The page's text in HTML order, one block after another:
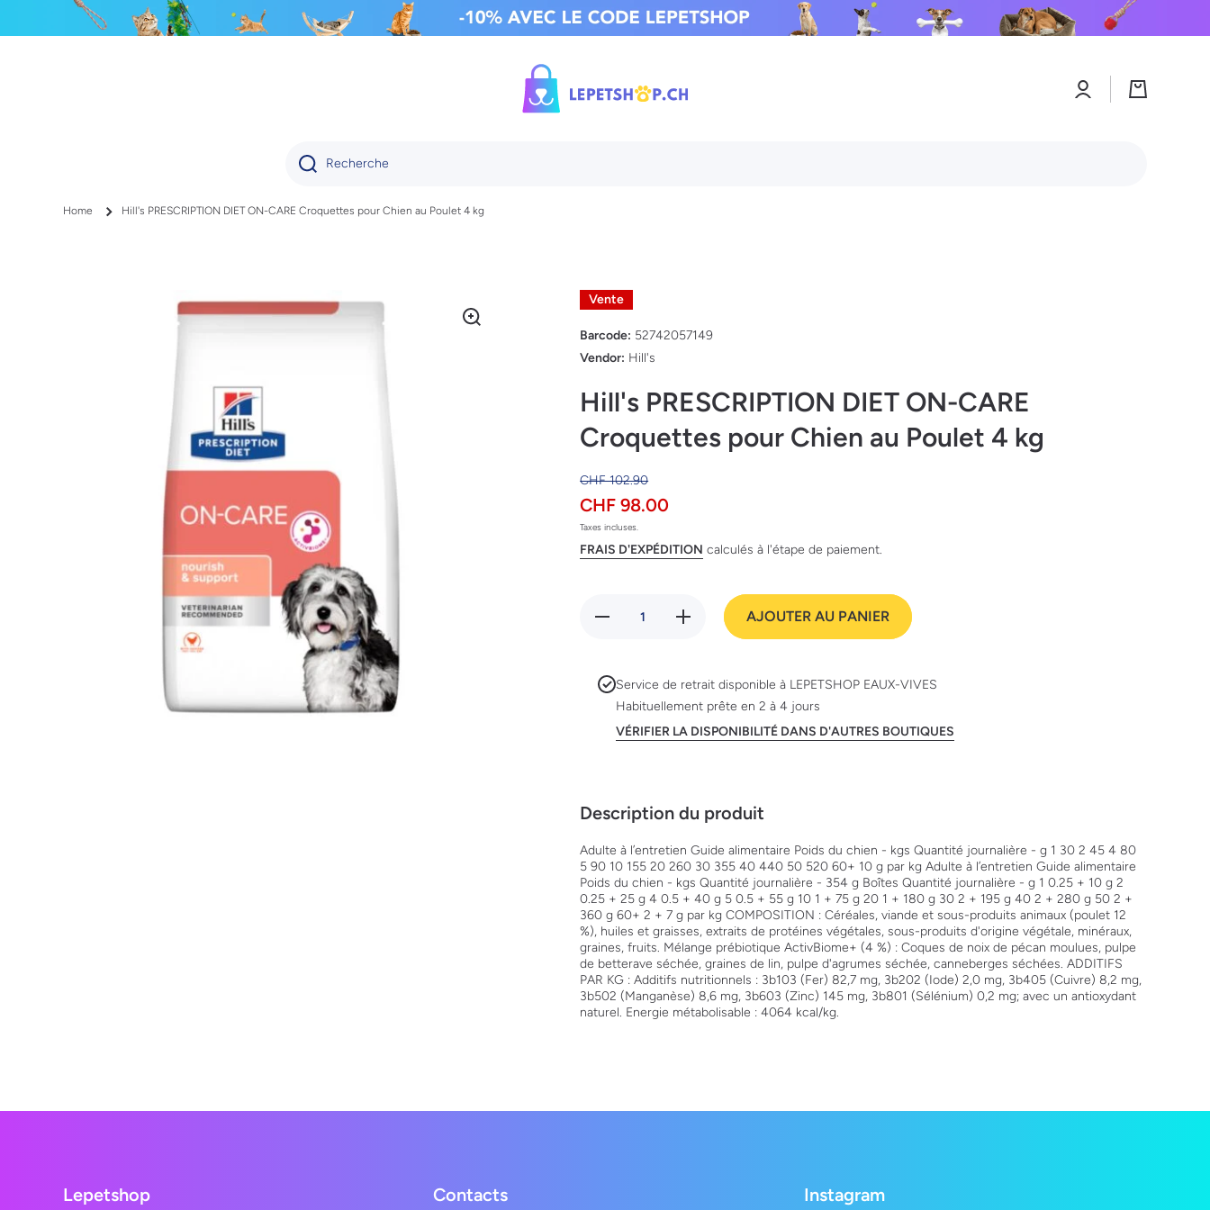
IGNORER ET PASSER AU CONTENU
ConnexionPanier
Recherche
Home Hill's PRESCRIPTION DIET ON-CARE Croquettes pour Chien au Poulet 4 kg
Passer aux informations produits Vente
Barcode: 52742057149
Vendor: Hill's
Hill's PRESCRIPTION DIET ON-CARE
Croquettes pour Chien au Poulet 4 kg
CHF 102.90
CHF 98.00
Taxes incluses.
FRAIS D'EXPÉDITION calculés à l'étape de paiement.
Réduire la
Croquettes pour
Chien au Poulet
4 kg
Augmenter la
quantité de
Hill&#39;s
Croquettes pour
Chien au Poulet
4 kg
AJOUTER AU PANIER
Service de retrait disponible à LEPETSHOP EAUX-VIVES
Habituellement prête en 2 à 4 jours
VÉRIFIER LA DISPONIBILITÉ DANS D'AUTRES BOUTIQUES
Description du produit
Adulte à l’entretien Guide alimentaire Poids du chien - kgs Quantité journalière - g 1 30 2 45 4 80
5 90 10 155 20 260 30 355 40 440 50 520 60+ 10 g par kg Adulte à l’entretien Guide alimentaire
Poids du chien - kgs Quantité journalière - 354 g Boîtes Quantité journalière - g 1 0.25 + 10 g 2
0.25 + 25 g 4 0.5 + 40 g 5 0.5 + 55 g 10 1 + 75 g 20 1 + 180 g 30 2 + 195 g 40 2 + 280 g 50 2 +
360 g 60+ 2 + 7 g par kg COMPOSITION : Céréales, viande et sous-produits animaux (poulet 12
%), huiles et graisses, extraits de protéines végétales, sous-produits d'origine végétale, minéraux,
graines, fruits. Mélange prébiotique ActivBiome+ (4 %) : Coques de noix de pécan moulues, pulpe
de betterave séchée, graines de lin, pulpe d'agrumes séchée, canneberges séchées. ADDITIFS
PAR KG : Additifs nutritionnels : 3b103 (Fer) 82,7 mg, 3b202 (Iode) 2,0 mg, 3b405 (Cuivre) 8,2 mg,
3b502 (Manganèse) 8,6 mg, 3b603 (Zinc) 145 mg, 3b801 (Sélénium) 0,2 mg; avec un antioxydant
naturel. Energie métabolisable : 4064 kcal/kg.
Lepetshop Contacts Instagram